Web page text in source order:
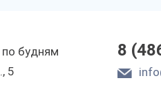
по будням
5
8